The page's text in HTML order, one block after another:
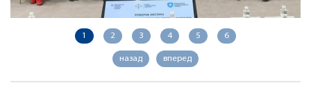
1 2 3 4 5 6
назад вперед